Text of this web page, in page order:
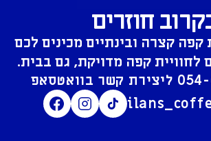
חוזרים
קפה קצרה ובינתיים מכינים לכם
לחוויית קפה מדויקת, גם בבית.